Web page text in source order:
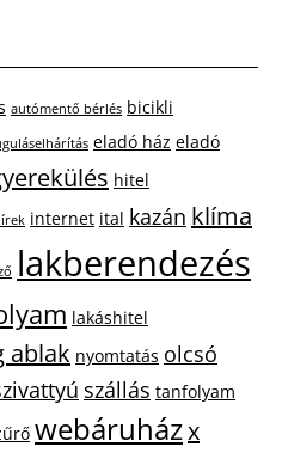
autómentő bérlés bicikli
eladó ház eladó
hitel
internet ital kazán klíma
lakberendezés
lakáshitel
ablak nyomtatás olcsó
szállás tanfolyam
webáruházx